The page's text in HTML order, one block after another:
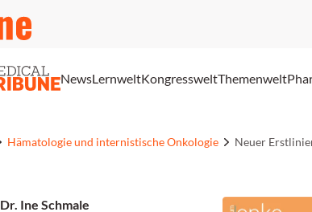
NewsLernweltKongressweltThemenwelt
Hämatologie und internistische Onkologie Neuer
Dr. Ine Schmale